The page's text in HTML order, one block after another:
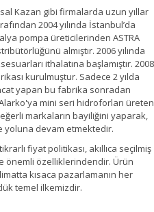
Kazan gibi firmalarda uzun yıllar
2004 yılında İstanbul’da
pompa üreticilerinden ASTRA
almıştır. 2006 yılında
ithalatına başlamıştır. 2008
kurulmuştur. Sadece 2 yılda
yapan bu fabrika sonradan
mini seri hidroforları üreten
markaların bayiliğini yaparak,
yoluna devam etmektedir.
fiyat politikası, akıllıca seçilmiş
önemli özelliklerindendir. Ürün
kısaca pazarlamanın her
temel ilkemizdir.